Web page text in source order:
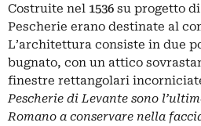
Costruite nel 1536 su progetto
Pescherie erano destinate al
L’architettura consiste in due
bugnato, con un attico
finestre rettangolari
Pescherie di Levante sono
Romano a conservare nella